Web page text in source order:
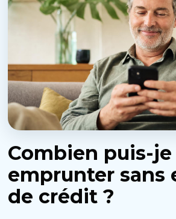
Combien puis-je
empruntersans
de crédit ?